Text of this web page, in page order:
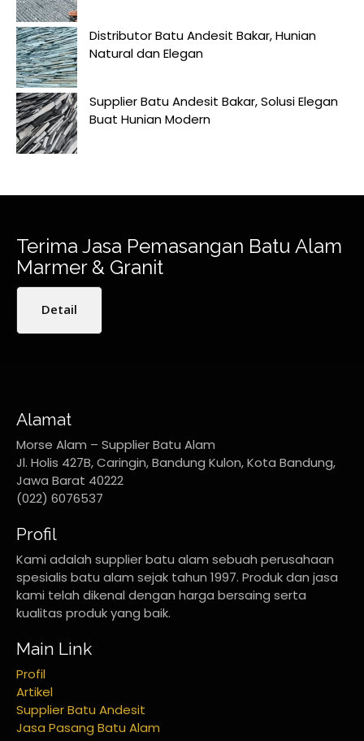
Distributor Batu Andesit Bakar, Hunian
Natural dan Elegan
Supplier Batu Andesit Bakar, Solusi Elegan
Buat Hunian Modern
Terima Jasa Pemasangan Batu Alam
Marmer & Granit
Detail
Alamat
Morse Alam – Supplier Batu Alam
Jl. Holis 427B, Caringin, Bandung Kulon, Kota Bandung,
Jawa Barat 40222
(022) 6076537
Profil
Kami adalah supplier batu alam sebuah perusahaan
spesialis batu alam sejak tahun 1997. Produk dan jasa
kami telah dikenal dengan harga bersaing serta
kualitas produk yang baik.
Main Link
Profil
Artikel
Supplier Batu Andesit
Jasa Pasang Batu Alam